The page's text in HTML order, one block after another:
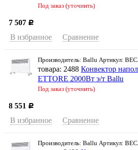
Под заказ (уточнить)
7 507 Р
В избранное Сравнение
Производитель: Ballu Артикул:
товара: 2488 Конвектор
ETTORE 2000Вт э/т Ballu
Под заказ (уточнить)
8 551 Р
В избранное Сравнение
Производитель: Ballu Артикул: